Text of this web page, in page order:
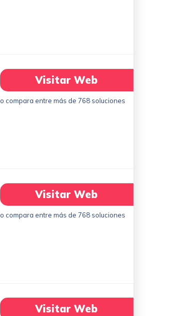
Visitar Web
o compara entre más de 768 soluciones
Visitar Web
o compara entre más de 768 soluciones
Visitar Web